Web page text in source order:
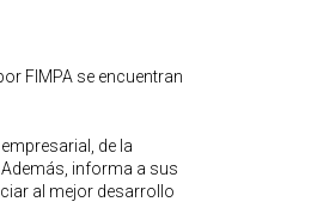
FIMPA se encuentran
de la
informa a sus
al mejor desarrollo